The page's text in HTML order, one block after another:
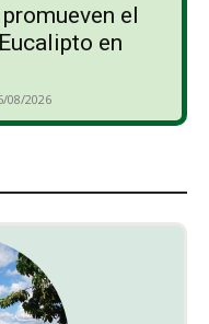
el
en
08/2026